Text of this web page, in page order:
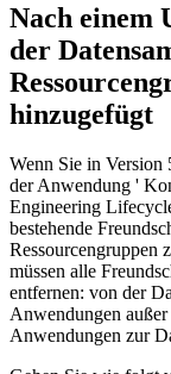
Nach einem
der
hinzugefügt
Wenn Sie in Version
der Anwendung '
Engineering
bestehende
Ressourcengruppen
müssen alle
entfernen: von der
Anwendungen außer
Anwendungen zur